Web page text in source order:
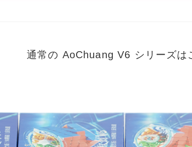
通常の AoChuang V6 シリーズは